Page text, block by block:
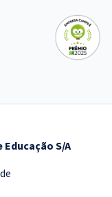
Educação S/A